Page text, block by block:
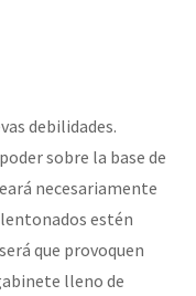
debilidades.
sobre la base de
necesariamente
estén
que provoquen
lleno de